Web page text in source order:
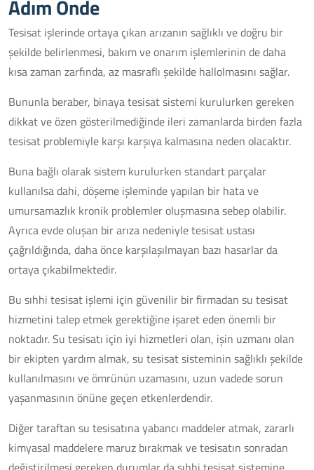
Adım Önde
Tesisat işlerinde ortaya çıkan arızanın sağlıklı ve doğru bir
şekilde belirlenmesi, bakım ve onarım işlemlerinin de daha
kısa zaman zarfında, az masraflı şekilde hallolmasını sağlar.
Bununla beraber, binaya tesisat sistemi kurulurken gereken
dikkat ve özen gösterilmediğinde ileri zamanlarda birden fazla
tesisat problemiyle karşı karşıya kalmasına neden olacaktır.
Buna bağlı olarak sistem kurulurken standart parçalar
kullanılsa dahi, döşeme işleminde yapılan bir hata ve
umursamazlık kronik problemler oluşmasına sebep olabilir.
Ayrıca evde oluşan bir arıza nedeniyle tesisat ustası
çağrıldığında, daha önce karşılaşılmayan bazı hasarlar da
ortaya çıkabilmektedir.
Bu sıhhi tesisat işlemi için güvenilir bir firmadan su tesisat
hizmetini talep etmek gerektiğine işaret eden önemli bir
noktadır. Su tesisatı için iyi hizmetleri olan, işin uzmanı olan
bir ekipten yardım almak, su tesisat sisteminin sağlıklı şekilde
kullanılmasını ve ömrünün uzamasını, uzun vadede sorun
yaşanmasının önüne geçen etkenlerdendir.
Diğer taraftan su tesisatına yabancı maddeler atmak, zararlı
kimyasal maddelere maruz bırakmak ve tesisatın sonradan